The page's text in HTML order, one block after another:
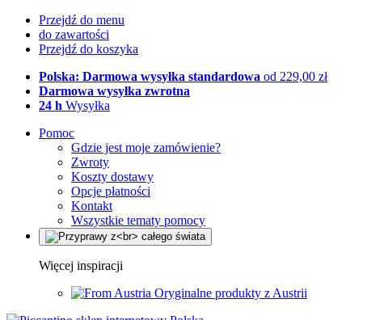
Przejdź do menu
do zawartości
Przejdź do koszyka
Polska: Darmowa wysyłka standardowa od 229,00 zł
Darmowa wysyłka zwrotna
24 h Wysyłka
Pomoc
Gdzie jest moje zamówienie?
Zwroty
Koszty dostawy
Opcje płatności
Kontakt
Wszystkie tematy pomocy
Więcej inspiracji
Oryginalne produkty z Austrii